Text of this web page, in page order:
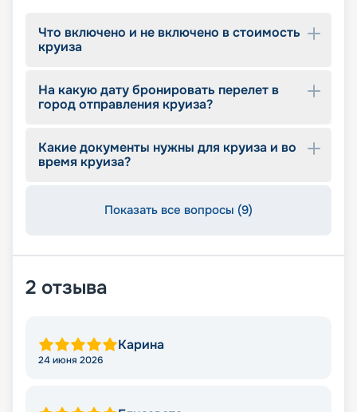
Что включено и не включено в стоимость
круиза
На какую дату бронировать перелет в
город отправления круиза?
Какие документы нужны для круиза и во
время круиза?
Показать все вопросы (9)
2 отзыва
Карина
24 июня 2026